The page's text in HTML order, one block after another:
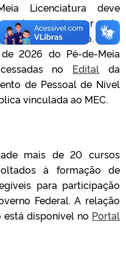
Licenciatura deve
a bolsa por meio
17 de fevereiro. Mais
2026 do Pé-de-Meia
no Edital
da
de Pessoal de Nível
vinculada ao MEC.
mais de 20 cursos
à formação de
para participação
Federal. A relação
disponível no Portal